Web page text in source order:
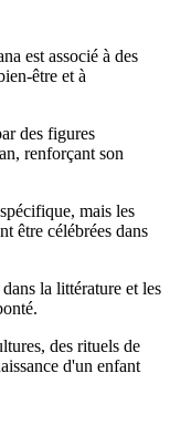
est associé à des
être et à
des figures
renforçant son
mais les
être célébrées dans
la littérature et les
des rituels de
d'un enfant